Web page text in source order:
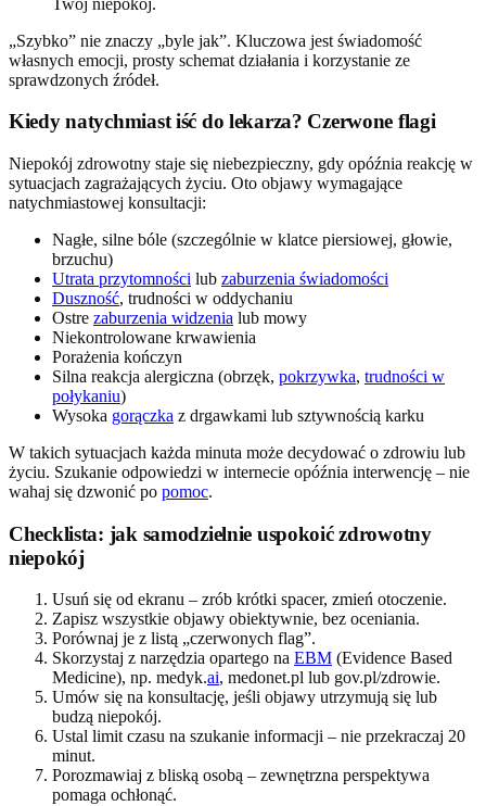
„Szybko” nie znaczy „byle jak”. Kluczowa jest świadomość
własnych emocji, prosty schemat działania i korzystanie ze
sprawdzonych źródeł.
Kiedy natychmiast iść do lekarza? Czerwone flagi
Niepokój zdrowotny staje się niebezpieczny, gdy opóźnia reakcję w
sytuacjach zagrażających życiu. Oto objawy wymagające
natychmiastowej konsultacji:
Nagłe, silne bóle (szczególnie w klatce piersiowej, głowie,
brzuchu)
Utrata przytomności lub zaburzenia świadomości
Duszność, trudności w oddychaniu
Ostre zaburzenia widzenia lub mowy
Niekontrolowane krwawienia
Porażenia kończyn
Silna reakcja alergiczna (obrzęk, pokrzywka, trudności w
połykaniu)
Wysoka gorączka z drgawkami lub sztywnością karku
W takich sytuacjach każda minuta może decydować o zdrowiu lub
życiu. Szukanie odpowiedzi w internecie opóźnia interwencję – nie
wahaj się dzwonić po pomoc.
Checklista: jak samodzielnie uspokoić zdrowotny
niepokój
Usuń się od ekranu – zrób krótki spacer, zmień otoczenie.
Zapisz wszystkie objawy obiektywnie, bez oceniania.
Porównaj je z listą „czerwonych flag”.
Skorzystaj z narzędzia opartego na EBM (Evidence Based
Medicine), np. medyk.ai, medonet.pl lub gov.pl/zdrowie.
Umów się na konsultację, jeśli objawy utrzymują się lub
budzą niepokój.
Ustal limit czasu na szukanie informacji – nie przekraczaj 20
minut.
Porozmawiaj z bliską osobą – zewnętrzna perspektywa
pomaga ochłonąć.